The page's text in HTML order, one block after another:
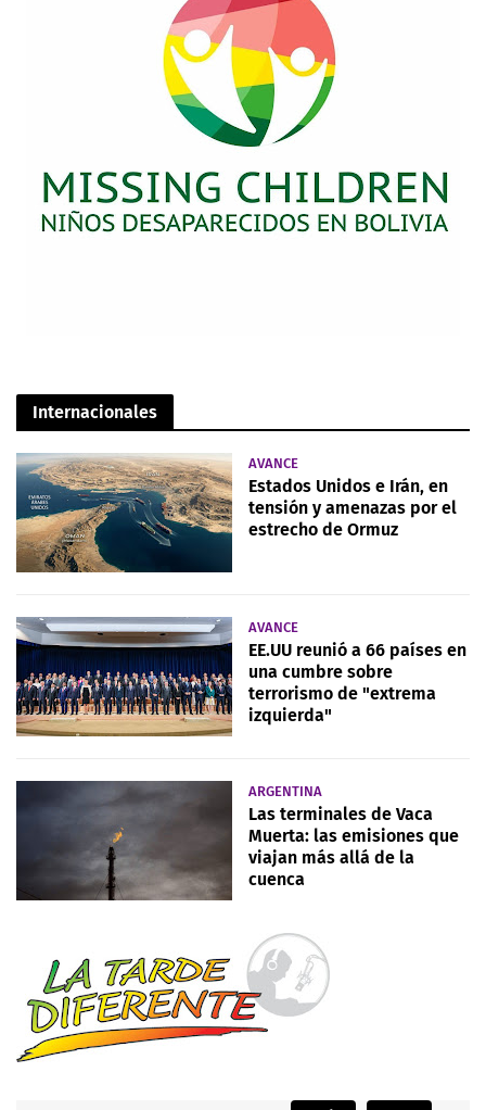
Internacionales
AVANCE
Estados Unidos e Irán, en
tensión y amenazas por el
estrecho de Ormuz
AVANCE
EE.UU reunió a 66 países en
una cumbre sobre
terrorismo de "extrema
izquierda"
ARGENTINA
Las terminales de Vaca
Muerta: las emisiones que
viajan más allá de la
cuenca